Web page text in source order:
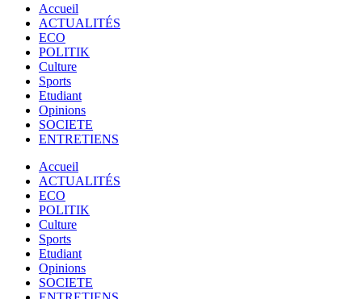
Accueil
ACTUALITÉS
ECO
POLITIK
Culture
Sports
Etudiant
Opinions
SOCIETE
ENTRETIENS
Accueil
ACTUALITÉS
ECO
POLITIK
Culture
Sports
Etudiant
Opinions
SOCIETE